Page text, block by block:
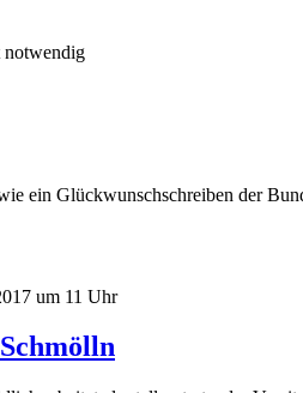
notwendig
ein Glückwunschschreiben der
um 11 Uhr